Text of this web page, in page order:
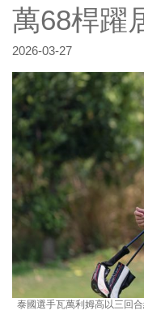
萬68桿躍
2026-03-27
泰國選手瓦萬利姆高以三回